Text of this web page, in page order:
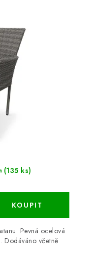
(135 ks)
Pevná ocelová
Dodáváno včetně